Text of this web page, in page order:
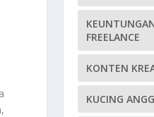
FREELANCE
KONTEN
KUCING